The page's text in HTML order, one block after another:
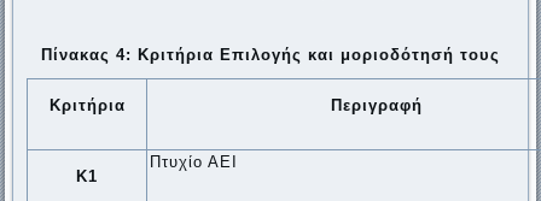
Πίνακας 4: Κριτήρια Επιλογής και μοριοδότησή τους
Κριτήρια Περιγραφή
Κ1
Πτυχίο ΑΕΙ